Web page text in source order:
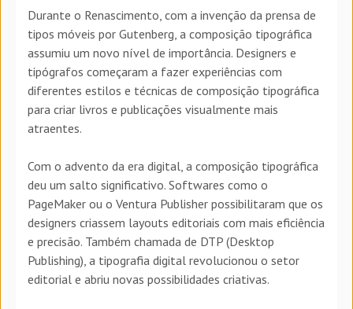
Durante o Renascimento, com a invenção da prensa de
tipos móveis por Gutenberg, a composição tipográfica
assumiu um novo nível de importância. Designers e
tipógrafos começaram a fazer experiências com
diferentes estilos e técnicas de composição tipográfica
para criar livros e publicações visualmente mais
atraentes.
Com o advento da era digital, a composição tipográfica
deu um salto significativo. Softwares como o
PageMaker ou o Ventura Publisher possibilitaram que os
designers criassem layouts editoriais com mais eficiência
e precisão. Também chamada de DTP (Desktop
Publishing), a tipografia digital revolucionou o setor
editorial e abriu novas possibilidades criativas.